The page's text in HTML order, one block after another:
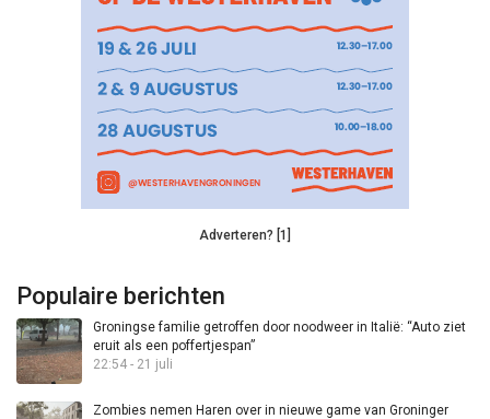
Adverteren? [1]
Populaire berichten
Groningse familie getroffen door noodweer in Italië: “Auto ziet
eruit als een poffertjespan”
22:54 - 21 juli
Zombies nemen Haren over in nieuwe game van Groninger